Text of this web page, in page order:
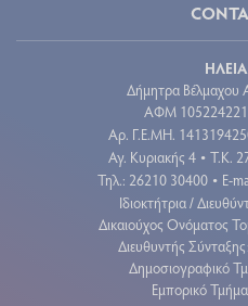
Δήμητρα Βέλμαχου
ΑΦΜ 105224221
Aρ. Γ.Ε.ΜΗ.
Αγ. Κυριακής 4 • Τ.Κ.
Τηλ.: 26210 30400 • E-
Ιδιοκτήτρια /
Δικαιούχος Ονόματος
Διευθυντής
Δημοσιογραφικό
Εμπορικό